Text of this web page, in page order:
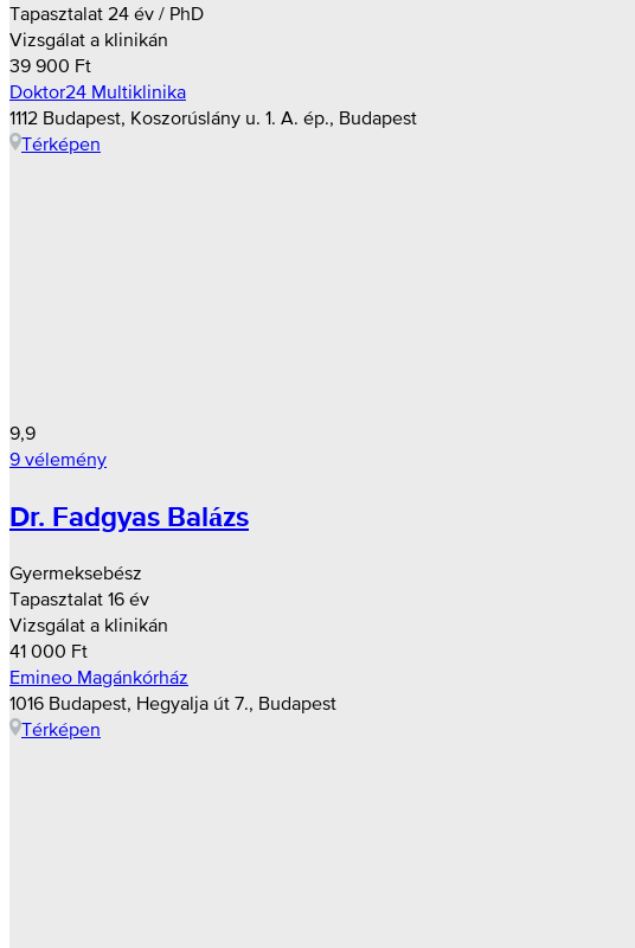
Tapasztalat 24 év / PhD
Vizsgálat a klinikán
39 900 Ft
Doktor24 Multiklinika
1112 Budapest, Koszorúslány u. 1. A. ép., Budapest
Térképen
9,9
9 vélemény
Dr. Fadgyas Balázs
Gyermeksebész
Tapasztalat 16 év
Vizsgálat a klinikán
41 000 Ft
Emineo Magánkórház
1016 Budapest, Hegyalja út 7., Budapest
Térképen